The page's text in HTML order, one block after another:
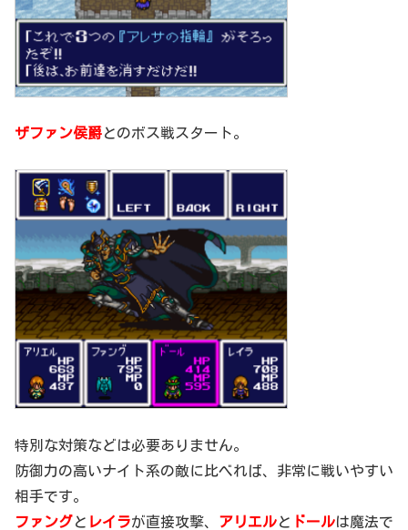
ザファン侯爵とのボス戦スタート。
特別な対策などは必要ありません。
防御力の高いナイト系の敵に比べれば、非常に戦いやすい
相手です。
ファングと レイラが直接攻撃、 アリエルと ドールは魔法で